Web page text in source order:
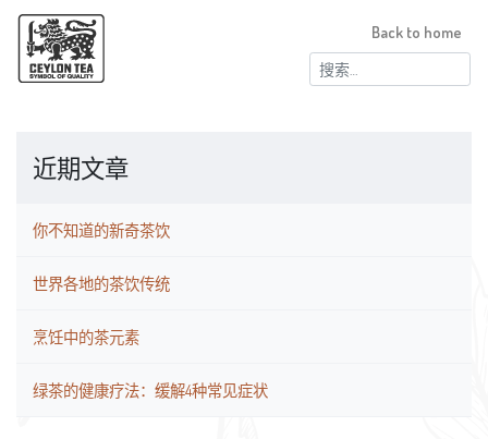
搜
索：
Back to home
近期文章
你不知道的新奇茶饮
世界各地的茶饮传统
烹饪中的茶元素
绿茶的健康疗法：缓解4种常见症状